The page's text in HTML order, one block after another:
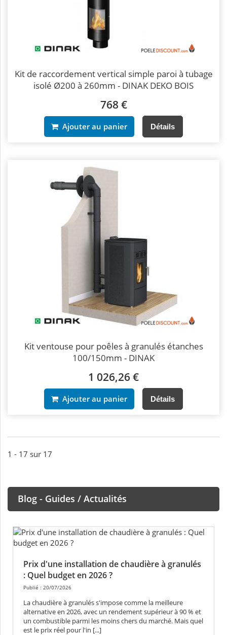
Kit de raccordement vertical simple paroi à tubage
isolé Ø200 à 260mm - DINAK DEKO BOIS
768 €
Ajouter au panier Détails
Kit ventouse pour poêles à granulés étanches
100/150mm - DINAK
1 026,26 €
Ajouter au panier Détails
1 - 17 sur 17
Blog - Guides / Actualités
Prix d'une installation de chaudière à granulés
: Quel budget en 2026 ?
Publié : 20/07/2026
La chaudière à granulés s'impose comme la meilleure
alternative en 2026, avec un rendement supérieur à 90 % et
un combustible parmi les moins chers du marché. Mais quel
est le prix réel pour l'in [...]